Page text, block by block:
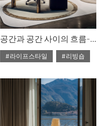
공간과 공간 사이의 흐름-폴리폼 ‘ART OF LIVING SPACE’ 팝업
#라이프스타일
#리빙숍